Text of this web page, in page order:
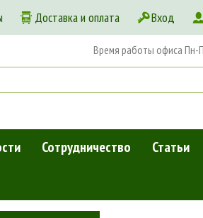
Доставка и оплата Вход
Время работы офиса Пн-
Сотрудничество
Статьи